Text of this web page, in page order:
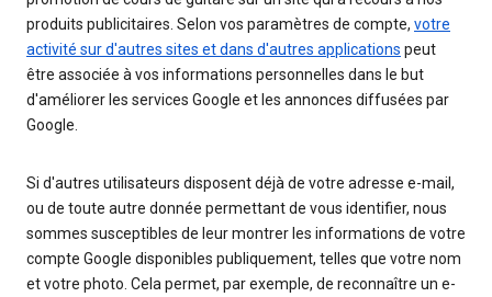
produits publicitaires. Selon vos paramètres de compte, votre
activité sur d'autres sites et dans d'autres applications peut
être associée à vos informations personnelles dans le but
d'améliorer les services Google et les annonces diffusées par
Google.
Si d'autres utilisateurs disposent déjà de votre adresse e-mail,
ou de toute autre donnée permettant de vous identifier, nous
sommes susceptibles de leur montrer les informations de votre
compte Google disponibles publiquement, telles que votre nom
et votre photo. Cela permet, par exemple, de reconnaître un e-